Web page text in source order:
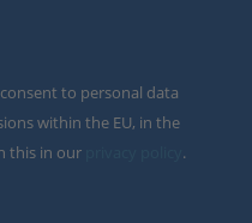
to personal data
within the EU, in the
this in our
.